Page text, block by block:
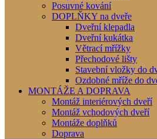
Posuvné kování
DOPLŇKY na dveře
Dveřní klepadla
Dveřní kukátka
Větrací mřížky
Přechodové lišty
Stavební vložky do
Ozdobné mříže do
MONTÁŽE A DOPRAVA
Montáž interiérových dveří
Montáž vchodových dveří
Montáže doplňků
Doprava